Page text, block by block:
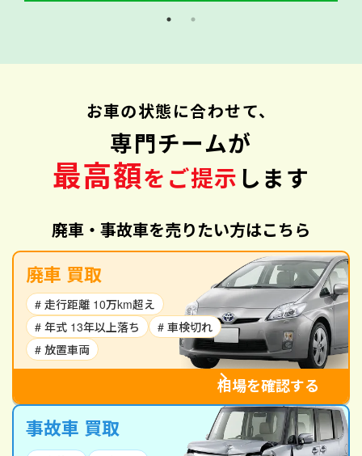
お車の状態に合わせて、
専門チームが
最高額をご提示 します
廃車・事故車を売りたい方はこちら
廃車 買取
# 走行距離 10万km超え
# 年式 13年以上落ち
# 車検切れ
# 放置車両
相場を確認する
事故車 買取